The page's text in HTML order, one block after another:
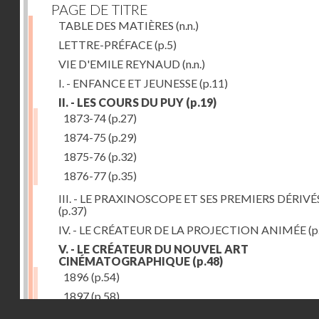
PAGE DE TITRE
TABLE DES MATIÈRES (n.n.)
LETTRE-PRÉFACE(p.5)
VIE D'EMILE REYNAUD (n.n.)
I. - ENFANCE ET JEUNESSE(p.11)
II. - LES COURS DU PUY (p.19)
1873-74(p.27)
1874-75 (p.29)
1875-76 (p.32)
1876-77(p.35)
III. - LE PRAXINOSCOPE ET SES PREMIERS
(p.37)
IV. - LE CRÉATEUR DE LA PROJECTION ANIMÉE
V. - LE CRÉATEUR DU NOUVEL ART
CINÉMATOGRAPHIQUE (p.48)
1896 (p.54)
1897(p.58)